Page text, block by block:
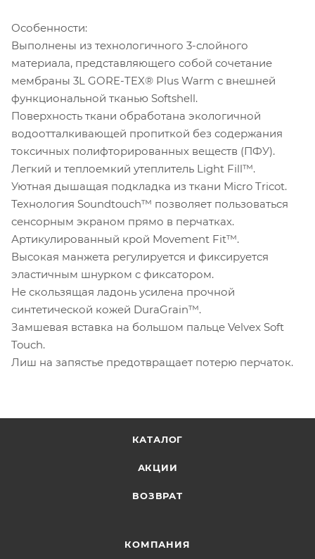
Особенности:
Выполнены из технологичного 3-слойного
материала, представляющего собой сочетание
мембраны 3L GORE-TEX® Plus Warm с внешней
функциональной тканью Softshell.
Поверхность ткани обработана экологичной
водоотталкивающей пропиткой без содержания
токсичных полифторированных веществ (ПФУ).
Легкий и теплоемкий утеплитель Light Fill™.
Уютная дышащая подкладка из ткани Micro Tricot.
Технология Soundtouch™ позволяет пользоваться
сенсорным экраном прямо в перчатках.
Артикулированный крой Movement Fit™.
Высокая манжета регулируется и фиксируется
эластичным шнурком с фиксатором.
Не скользящая ладонь усилена прочной
синтетической кожей DuraGrain™.
Замшевая вставка на большом пальце Velvex Soft
Touch.
Лиш на запястье предотвращает потерю перчаток.
КАТАЛОГ
АКЦИИ
ВОЗВРАТ
КОМПАНИЯ